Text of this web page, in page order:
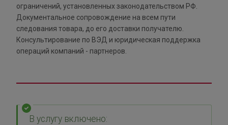
ограничений, установленных законодательством РФ.
Документальное сопровождение на всем пути
следования товара, до его доставки получателю.
Консультирование по ВЭД и юридическая поддержка
операций компаний - партнеров.
В услугу включено: